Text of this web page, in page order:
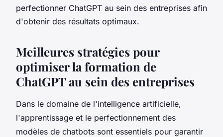
perfectionner ChatGPT au sein des entreprises afin
d'obtenir des résultats optimaux.
Meilleures stratégies pour
optimiser la formation de
ChatGPT au sein des entreprises
Dans le domaine de l'intelligence artificielle,
l'apprentissage et le perfectionnement des
modèles de chatbots sont essentiels pour garantir